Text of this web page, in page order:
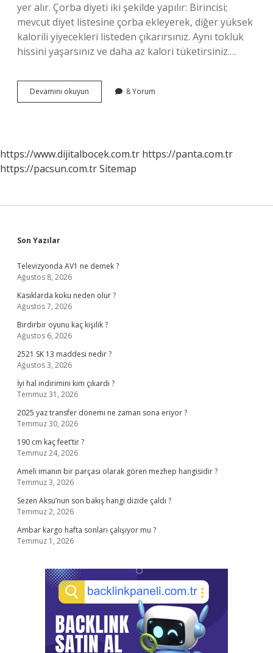
yer alır. Çorba diyeti iki şekilde yapılır: Birincisi;
mevcut diyet listesine çorba ekleyerek, diğer yüksek
kalorili yiyecekleri listeden çıkarırsınız. Aynı tokluk
hissini yaşarsınız ve daha az kalori tüketirsiniz.…
Devamını okuyun
Çorba
8 Yorum
https://www.dijitalbocek.com.tr https://panta.com.tr
https://pacsun.com.trSitemap
Sidebar
Son Yazılar
Televizyonda AV1 ne demek ?
Ağustos 8, 2026
Kasıklarda koku neden olur ?
Ağustos 7, 2026
Birdirbir oyunu kaç kişilik ?
Ağustos 6, 2026
2521 SK 13 maddesi nedir ?
Ağustos 3, 2026
İyi hal indirimini kim çıkardı ?
Temmuz 31, 2026
2025 yaz transfer dönemi ne zaman sona eriyor ?
Temmuz 30, 2026
190 cm kaç feet’tir ?
Temmuz 24, 2026
Ameli imanın bir parçası olarak gören mezhep hangisidir ?
Temmuz 3, 2026
Sezen Aksu’nun son bakış hangi dizide çaldı ?
Temmuz 2, 2026
Ambar kargo hafta sonları çalışıyor mu ?
Temmuz 1, 2026